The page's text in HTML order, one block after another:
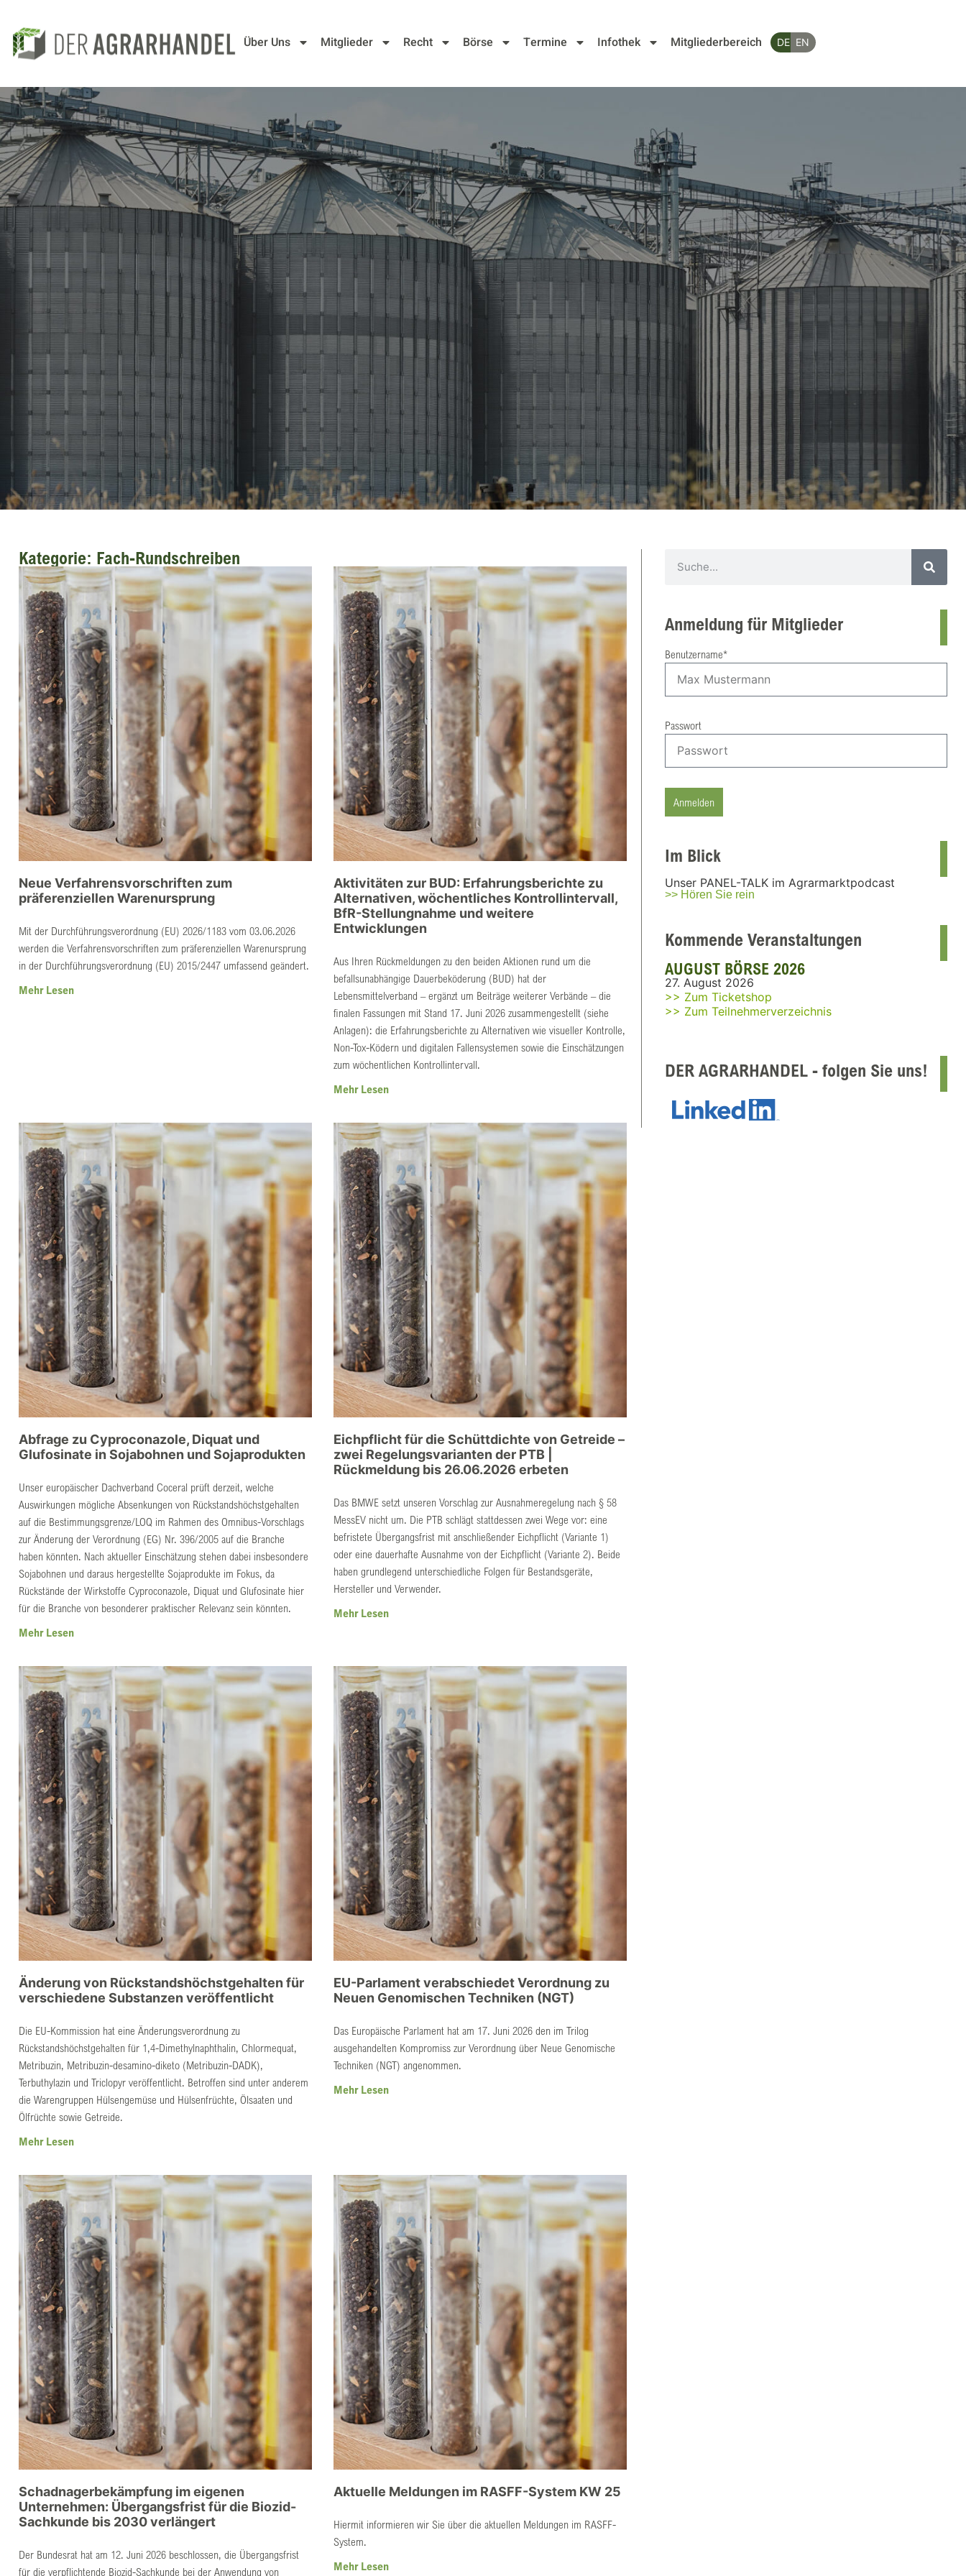
Über Uns Mitglieder Recht Börse Termine Infothek Mitgliederbereich
Kategorie: Fach-Rundschreiben
Neue Verfahrensvorschriften zum
präferenziellen Warenursprung
Mit der Durchführungsverordnung (EU) 2026/1183 vom 03.06.2026
werden die Verfahrensvorschriften zum präferenziellen Warenursprung
in der Durchführungsverordnung (EU) 2015/2447 umfassend geändert.
Mehr Lesen
Aktivitäten zur BUD: Erfahrungsberichte zu
Alternativen, wöchentliches Kontrollintervall,
BfR-Stellungnahme und weitere
Entwicklungen
Aus Ihren Rückmeldungen zu den beiden Aktionen rund um die
befallsunabhängige Dauerbeköderung (BUD) hat der
Lebensmittelverband – ergänzt um Beiträge weiterer Verbände – die
finalen Fassungen mit Stand 17. Juni 2026 zusammengestellt (siehe
Anlagen): die Erfahrungsberichte zu Alternativen wie visueller Kontrolle,
Non-Tox-Ködern und digitalen Fallensystemen sowie die Einschätzungen
zum wöchentlichen Kontrollintervall.
Mehr Lesen
Abfrage zu Cyproconazole, Diquat und
Glufosinate in Sojabohnen und Sojaprodukten
Unser europäischer Dachverband Coceral prüft derzeit, welche
Auswirkungen mögliche Absenkungen von Rückstandshöchstgehalten
auf die Bestimmungsgrenze/LOQ im Rahmen des Omnibus-Vorschlags
zur Änderung der Verordnung (EG) Nr. 396/2005 auf die Branche
haben könnten. Nach aktueller Einschätzung stehen dabei insbesondere
Sojabohnen und daraus hergestellte Sojaprodukte im Fokus, da
Rückstände der Wirkstoffe Cyproconazole, Diquat und Glufosinate hier
für die Branche von besonderer praktischer Relevanz sein könnten.
Mehr Lesen
Eichpflicht für die Schüttdichte von Getreide –
zwei Regelungsvarianten der PTB |
Rückmeldung bis 26.06.2026 erbeten
Das BMWE setzt unseren Vorschlag zur Ausnahmeregelung nach § 58
MessEV nicht um. Die PTB schlägt stattdessen zwei Wege vor: eine
befristete Übergangsfrist mit anschließender Eichpflicht (Variante 1)
oder eine dauerhafte Ausnahme von der Eichpflicht (Variante 2). Beide
haben grundlegend unterschiedliche Folgen für Bestandsgeräte,
Hersteller und Verwender.
Mehr Lesen
Änderung von Rückstandshöchstgehalten für
verschiedene Substanzen veröffentlicht
Die EU-Kommission hat eine Änderungsverordnung zu
Rückstandshöchstgehalten für 1,4-Dimethylnaphthalin, Chlormequat,
Metribuzin, Metribuzin-desamino-diketo (Metribuzin-DADK),
Terbuthylazin und Triclopyr veröffentlicht. Betroffen sind unter anderem
die Warengruppen Hülsengemüse und Hülsenfrüchte, Ölsaaten und
Ölfrüchte sowie Getreide.
Mehr Lesen
EU-Parlament verabschiedet Verordnung zu
Neuen Genomischen Techniken (NGT)
Das Europäische Parlament hat am 17. Juni 2026 den im Trilog
ausgehandelten Kompromiss zur Verordnung über Neue Genomische
Techniken (NGT) angenommen.
Mehr Lesen
Schadnagerbekämpfung im eigenen
Unternehmen: Übergangsfrist für die Biozid-
Sachkunde bis 2030 verlängert
Der Bundesrat hat am 12. Juni 2026 beschlossen, die Übergangsfrist
für die verpflichtende Biozid-Sachkunde bei der Anwendung von
Aktuelle Meldungen im RASFF-System KW 25
Hiermit informieren wir Sie über die aktuellen Meldungen im RASFF-
System.
Mehr Lesen
Anmeldung für Mitglieder
Benutzername*
Passwort
Anmelden
Im Blick
Unser PANEL-TALK im Agrarmarktpodcast
>> Hören Sie rein
Kommende Veranstaltungen
AUGUST BÖRSE 2026
27. August 2026
>> Zum Ticketshop
>> Zum Teilnehmerverzeichnis
DER AGRARHANDEL - folgen Sie uns!